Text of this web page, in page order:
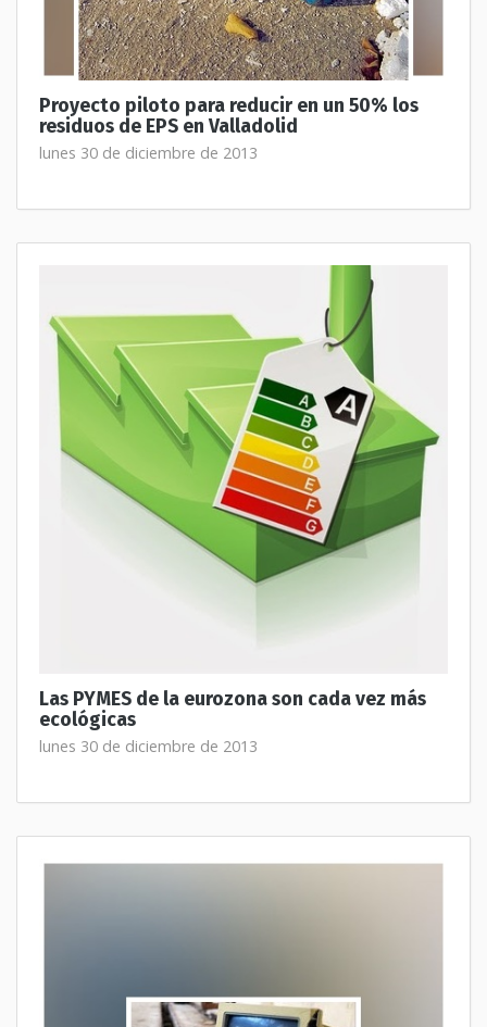
Proyecto piloto para reducir en un 50% los
residuos de EPS en Valladolid
lunes 30 de diciembre de 2013
Las PYMES de la eurozona son cada vez más
ecológicas
lunes 30 de diciembre de 2013